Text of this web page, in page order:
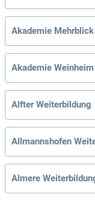
Akademie
Akademie
Alfter Weiterbildung
Allmannshofen
Almere